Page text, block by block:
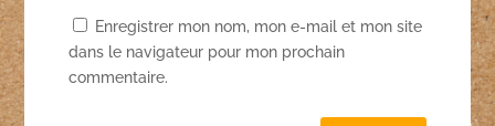
Enregistrer mon nom, mon e-mail et mon site
dans le navigateur pour mon prochain
commentaire.